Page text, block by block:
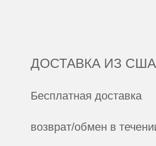
ДОСТАВКА ИЗ
Бесплатная доставка
возврат/обмен в